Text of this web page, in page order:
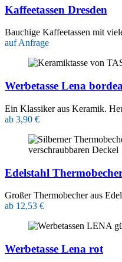
Kaffeetassen Dresden
Bauchige Kaffeetassen mit
auf Anfrage
Werbetasse Lena
Ein Klassiker aus Keramik.
ab 3,90 €
Edelstahl
Großer Thermobecher aus
ab 12,53 €
Werbetasse Lena rot